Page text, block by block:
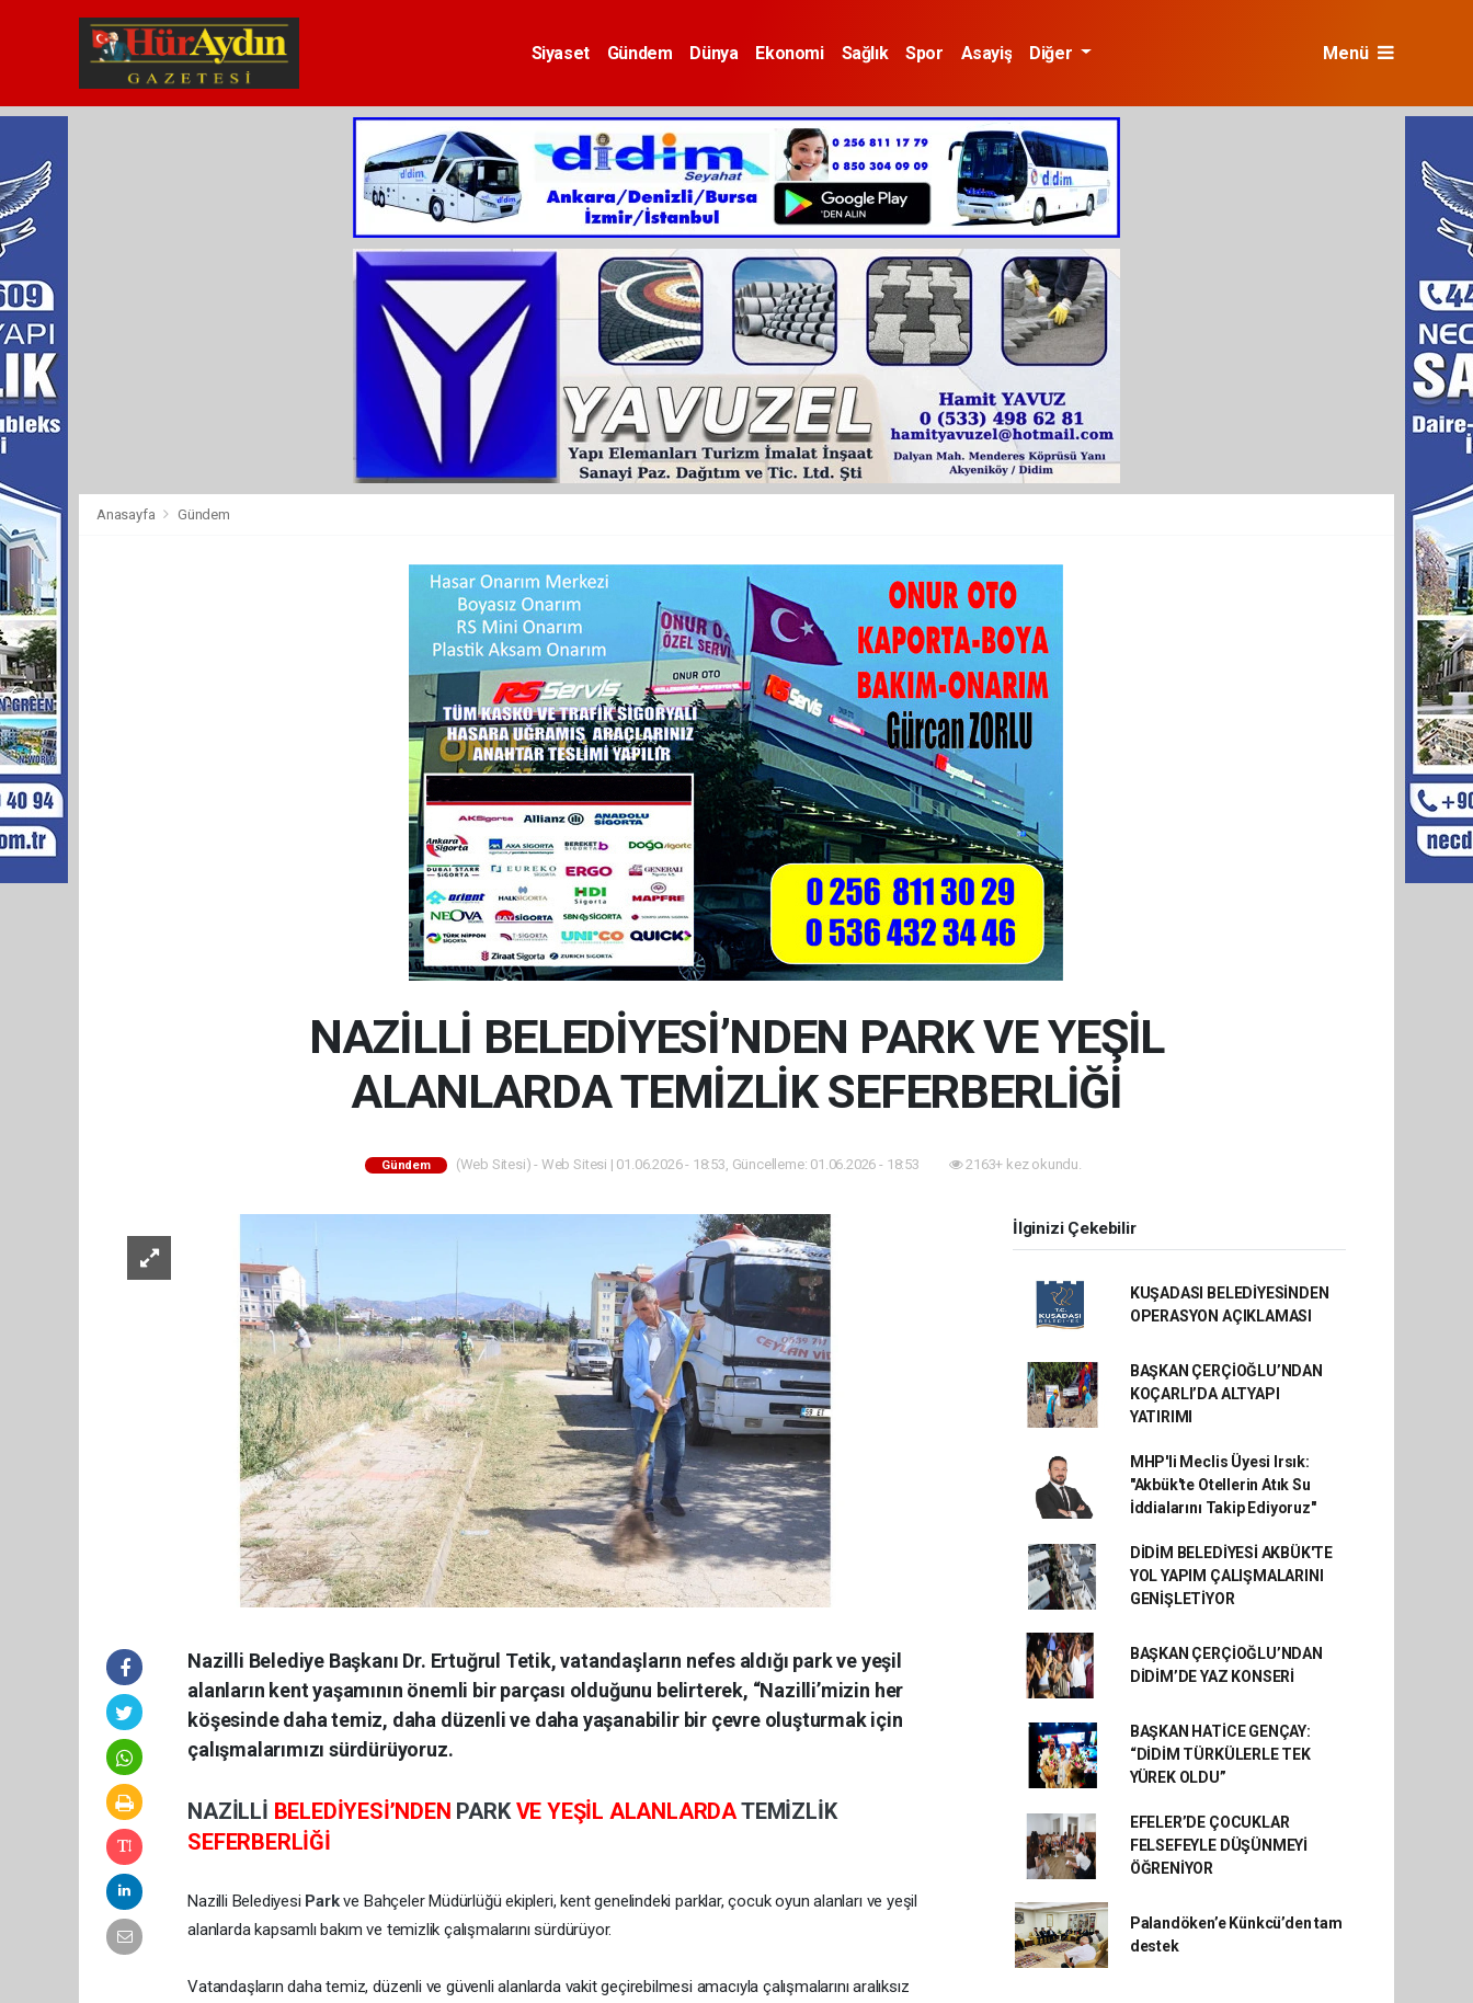
Siyaset Gündem Dünya Ekonomi Sağlık Spor Asayiş Diğer Menü
Anasayfa Gündem
NAZİLLİ BELEDİYESİ’NDEN PARK VE YEŞİL
ALANLARDA TEMİZLİK SEFERBERLİĞİ
Gündem (Web Sitesi) - Web Sitesi | 01.06.2026 - 18:53, Güncelleme: 01.06.2026 - 18:53 2163+ kez okundu.
Nazilli Belediye Başkanı Dr. Ertuğrul Tetik, vatandaşların nefes aldığı park ve yeşil
alanların kent yaşamının önemli bir parçası olduğunu belirterek, “Nazilli’mizin her
köşesinde daha temiz, daha düzenli ve daha yaşanabilir bir çevre oluşturmak için
çalışmalarımızı sürdürüyoruz.
NAZİLLİ BELEDİYESİ’NDEN PARK VE YEŞİL ALANLARDATEMİZLİK
SEFERBERLİĞİ
Nazilli Belediyesi Parkve Bahçeler Müdürlüğü ekipleri, kent genelindeki parklar, çocuk oyun alanları ve yeşil
alanlarda kapsamlı bakım ve temizlik çalışmalarını sürdürüyor.
Vatandaşların daha temiz, düzenli ve güvenli alanlarda vakit geçirebilmesi amacıyla çalışmalarını aralıksız
İlginizi Çekebilir
KUŞADASI BELEDİYESİNDEN
OPERASYON AÇIKLAMASI
BAŞKAN ÇERÇİOĞLU’NDAN
KOÇARLI’DA ALTYAPI
YATIRIMI
MHP'li Meclis Üyesi Irsık:
"Akbük'te Otellerin Atık Su
İddialarını Takip Ediyoruz"
DİDİM BELEDİYESİ AKBÜK'TE
YOL YAPIM ÇALIŞMALARINI
GENİŞLETİYOR
BAŞKAN ÇERÇİOĞLU’NDAN
DİDİM’DE YAZ KONSERİ
BAŞKAN HATİCE GENÇAY:
“DİDİM TÜRKÜLERLE TEK
YÜREK OLDU”
EFELER’DE ÇOCUKLAR
FELSEFEYLE DÜŞÜNMEYİ
ÖĞRENİYOR
Palandöken’e Künkcü’den tam
destek